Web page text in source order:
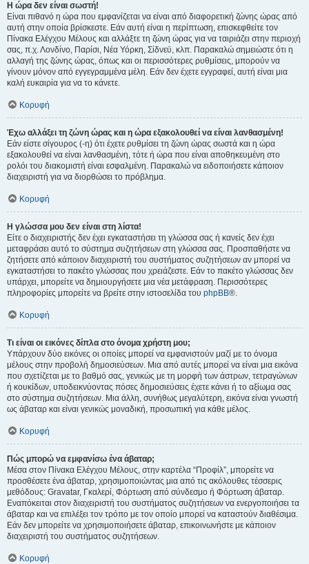
Η ώρα δεν είναι σωστή!
Είναι πιθανό η ώρα που εμφανίζεται να είναι από διαφορετική ζώνης ώρας από
αυτή στην οποία βρίσκεστε. Εάν αυτή είναι η περίπτωση, επισκεφθείτε τον
Πίνακα Ελέγχου Μέλους και αλλάξτε τη ζώνη ώρας για να ταιριάζει στην περιοχή
σας, π.χ. Λονδίνο, Παρίσι, Νέα Υόρκη, Σίδνεϋ, κλπ. Παρακαλώ σημειώστε ότι η
αλλαγή της ζώνης ώρας, όπως και οι περισσότερες ρυθμίσεις, μπορούν να
γίνουν μόνον από εγγεγραμμένα μέλη. Εάν δεν έχετε εγγραφεί, αυτή είναι μια
καλή ευκαιρία για να το κάνετε.
Κορυφή
Έχω αλλάξει τη ζώνη ώρας και η ώρα εξακολουθεί να είναι λανθασμένη!
Εάν είστε σίγουρος (-η) ότι έχετε ρυθμίσει τη ζώνη ώρας σωστά και η ώρα
εξακολουθεί να είναι λανθασμένη, τότε ή ώρα που είναι αποθηκευμένη στο
ρολόι του διακομιστή είναι εσφαλμένη. Παρακαλώ να ειδοποιήσετε κάποιον
διαχειριστή για να διορθώσει το πρόβλημα.
Κορυφή
Η γλώσσα μου δεν είναι στη λίστα!
Είτε ο διαχειριστής δεν έχει εγκαταστήσει τη γλώσσα σας ή κανείς δεν έχει
μεταφράσει αυτό το σύστημα συζητήσεων στη γλώσσα σας. Προσπαθήστε να
ζητήσετε από κάποιον διαχειριστή του συστήματος συζητήσεων αν μπορεί να
εγκαταστήσει το πακέτο γλώσσας που χρειάζεστε. Εάν το πακέτο γλώσσας δεν
υπάρχει, μπορείτε να δημιουργήσετε μια νέα μετάφραση. Περισσότερες
πληροφορίες μπορείτε να βρείτε στην ιστοσελίδα του phpBB®.
Κορυφή
Τι είναι οι εικόνες δίπλα στο όνομα χρήστη μου;
Υπάρχουν δύο εικόνες οι οποίες μπορεί να εμφανιστούν μαζί με το όνομα
μέλους στην προβολή δημοσιεύσεων. Μια από αυτές μπορεί να είναι μια εικόνα
που σχετίζεται με το βαθμό σας, γενικώς με τη μορφή των άστρων, τετραγώνων
ή κουκίδων, υποδεικνύοντας πόσες δημοσιεύσεις έχετε κάνει ή το αξίωμα σας
στο σύστημα συζητήσεων. Μια άλλη, συνήθως μεγαλύτερη, εικόνα είναι γνωστή
ως άβαταρ και είναι γενικώς μοναδική, προσωπική για κάθε μέλος.
Κορυφή
Πώς μπορώ να εμφανίσω ένα άβαταρ;
Μέσα στον Πίνακα Ελέγχου Μέλους, στην καρτέλα “Προφίλ”, μπορείτε να
προσθέσετε ένα άβαταρ, χρησιμοποιώντας μια από τις ακόλουθες τέσσερις
μεθόδους: Gravatar, Γκαλερί, Φόρτωση από σύνδεσμο ή Φόρτωση άβαταρ.
Εναπόκειται στον διαχειριστή του συστήματος συζητήσεων να ενεργοποιήσει τα
άβαταρ και να επιλέξει τον τρόπο με τον οποίο μπορεί να καταστούν διαθέσιμα.
Εάν δεν μπορείτε να χρησιμοποιήσετε άβαταρ, επικοινωνήστε με κάποιον
διαχειριστή του συστήματος συζητήσεων.
Κορυφή